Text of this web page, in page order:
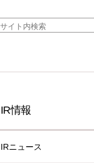
IR情報
IRニュース